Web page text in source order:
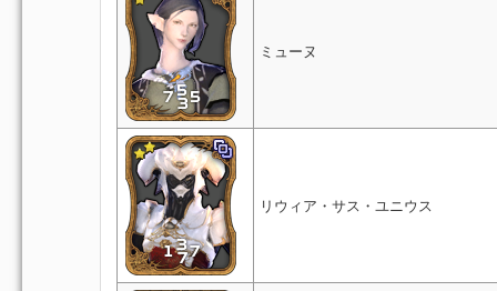
ミューヌ
リウィア・サス・ユニウス